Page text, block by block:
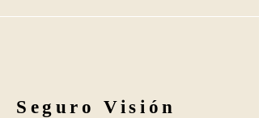
Seguro Visión